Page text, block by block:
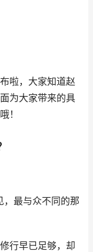
啦，大家知道赵
为大家带来的具
！
最与众不同的那
行早已足够，却